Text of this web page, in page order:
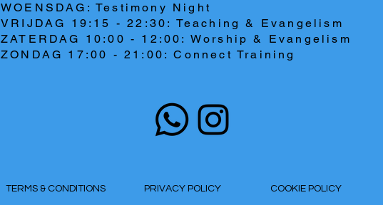
WOENSDAG: Testimony Night
VRIJDAG 19:15 - 22:30: Teaching & Evangelism
ZATERDAG 10:00 - 12:00: Worship & Evangelism
ZONDAG 17:00 - 21:00: Connect Training
TERMS & CONDITIONS PRIVACY POLICY COOKIE POLICY